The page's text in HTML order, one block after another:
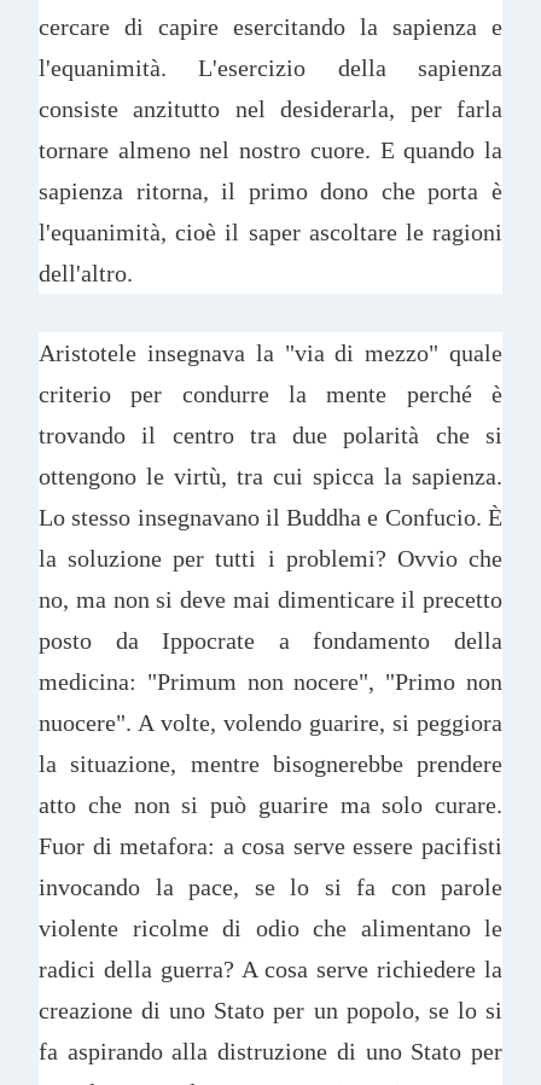
cercare di capire esercitando la sapienza e
l'equanimità. L'esercizio della sapienza
consiste anzitutto nel desiderarla, per farla
tornare almeno nel nostro cuore. E quando la
sapienza ritorna, il primo dono che porta è
l'equanimità, cioè il saper ascoltare le ragioni
dell'altro.
Aristotele insegnava la "via di mezzo" quale
criterio per condurre la mente perché è
trovando il centro tra due polarità che si
ottengono le virtù, tra cui spicca la sapienza.
Lo stesso insegnavano il Buddha e Confucio. È
la soluzione per tutti i problemi? Ovvio che
no, ma non si deve mai dimenticare il precetto
posto da Ippocrate a fondamento della
medicina: "Primum non nocere", "Primo non
nuocere". A volte, volendo guarire, si peggiora
la situazione, mentre bisognerebbe prendere
atto che non si può guarire ma solo curare.
Fuor di metafora: a cosa serve essere pacifisti
invocando la pace, se lo si fa con parole
violente ricolme di odio che alimentano le
radici della guerra? A cosa serve richiedere la
creazione di uno Stato per un popolo, se lo si
fa aspirando alla distruzione di uno Stato per